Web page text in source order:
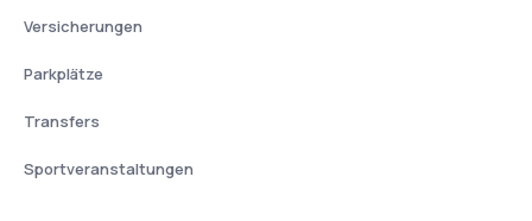
Versicherungen
Parkplätze
Transfers
Sportveranstaltungen